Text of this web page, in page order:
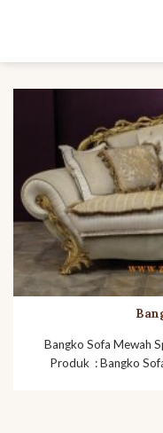
Bangko Sofa Mewah
Produk : Bangko